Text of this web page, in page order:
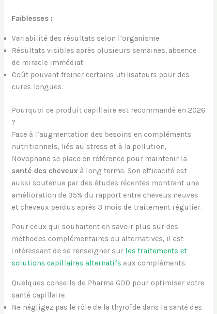
Faiblesses :
Variabilité des résultats selon l’organisme.
Résultats visibles après plusieurs semaines, absence
de miracle immédiat.
Coût pouvant freiner certains utilisateurs pour des
cures longues.
Pourquoi ce produit capillaire est recommandé en 2026
?
Face à l’augmentation des besoins en compléments
nutritionnels, liés au stress et à la pollution,
Novophane se place en référence pour maintenir la
santé des cheveux à long terme. Son efficacité est
aussi soutenue par des études récentes montrant une
amélioration de 35% du rapport entre cheveux neuves
et cheveux perdus après 3 mois de traitement régulier.
Pour ceux qui souhaitent en savoir plus sur des
méthodes complémentaires ou alternatives, il est
intéressant de se renseigner sur les traitements et
solutions capillaires alternatifs aux compléments.
Quelques conseils de Pharma GDD pour optimiser votre
santé capillaire
Ne négligez pas le rôle de la thyroïde dans la santé des